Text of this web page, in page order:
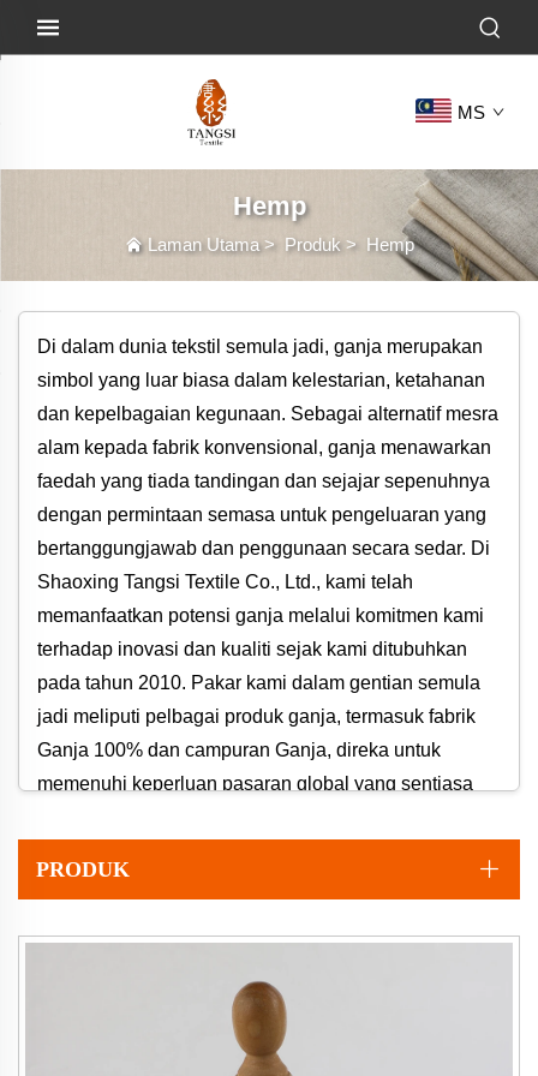
MS
Hemp
Laman Utama> Produk> Hemp
Di dalam dunia tekstil semula jadi, ganja merupakan
simbol yang luar biasa dalam kelestarian, ketahanan
dan kepelbagaian kegunaan. Sebagai alternatif mesra
alam kepada fabrik konvensional, ganja menawarkan
faedah yang tiada tandingan dan sejajar sepenuhnya
dengan permintaan semasa untuk pengeluaran yang
bertanggungjawab dan penggunaan secara sedar. Di
Shaoxing Tangsi Textile Co., Ltd., kami telah
memanfaatkan potensi ganja melalui komitmen kami
terhadap inovasi dan kualiti sejak kami ditubuhkan
pada tahun 2010. Pakar kami dalam gentian semula
jadi meliputi pelbagai produk ganja, termasuk fabrik
Ganja 100% dan campuran Ganja, direka untuk
memenuhi keperluan pasaran global yang sentiasa
Mengapa Memilih Fabrik Ganja Kami?
1. Kelestarian Alam Sekitar yang Luar Biasa
Getah merupakan salah satu gentian yang paling
mesra alam. Ia memerlukan sedikit air, tumbuh dengan
PRODUK